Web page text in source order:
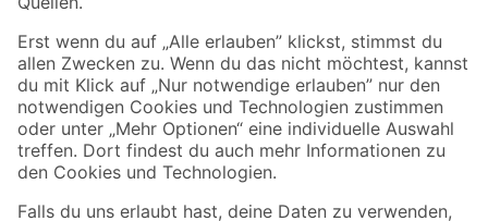
Sicher einkaufen
Jetzt die toom-App herunterladen